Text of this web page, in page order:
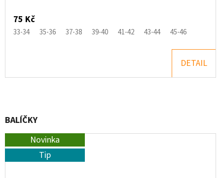
75 Kč
33-34 35-36 37-38 39-40 41-42 43-44 45-46
DETAIL
BALÍČKY
Novinka
Tip